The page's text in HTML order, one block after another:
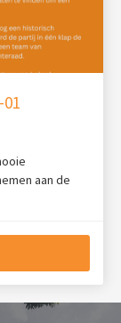
aan de